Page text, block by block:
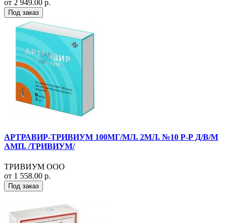
от 2 949.00 р.
Под заказ
АРТРАВИР-ТРИВИУМ 100МГ/МЛ. 2МЛ. №10 Р-Р Д/В/М
АМП. /ТРИВИУМ/
ТРИВИУМ ООО
от 1 558.00 р.
Под заказ